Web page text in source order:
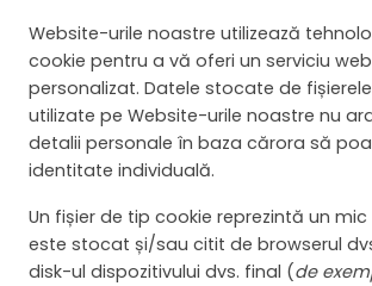
Website-urile noastre utilizează
cookie pentru a vă oferi un serviciu
personalizat. Datele stocate de
utilizate pe Website-urile noastre nu
detalii personale în baza cărora să
identitate individuală.
Un fișier de tip cookie reprezintă un
este stocat și/sau citit de browserul
disk-ul dispozitivului dvs. final (de